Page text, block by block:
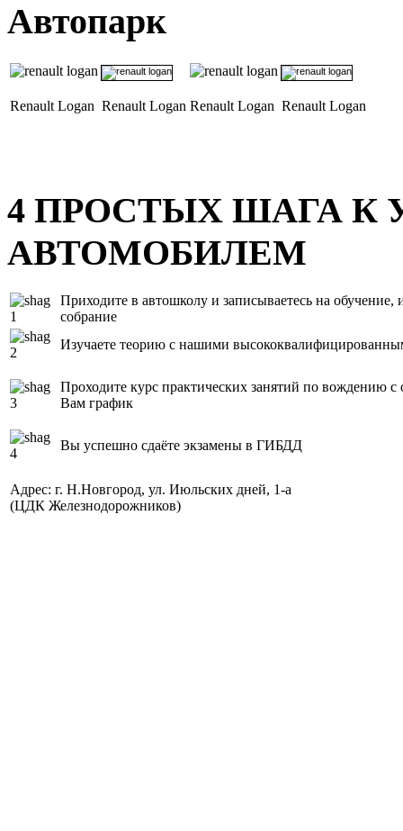
Автопарк
Renault Logan Renault Logan Renault Logan Renault Logan
4 ПРОСТЫХ ШАГА К
АВТОМОБИЛЕМ
Приходите в автошколу и записываетесь на
собрание
Изучаете теорию с нашими
Проходите курс практических занятий по вождению
Вам график
Вы успешно сдаёте экзамены в ГИБДД
Адрес: г. Н.Новгород, ул. Июльских дней, 1-а
(ЦДК Железнодорожников)